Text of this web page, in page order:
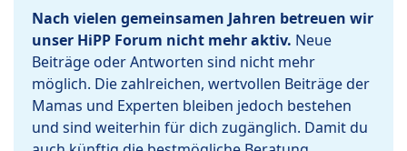
Nach vielen gemeinsamen Jahren betreuen wir
unser HiPP Forum nicht mehr aktiv. Neue
Beiträge oder Antworten sind nicht mehr
möglich. Die zahlreichen, wertvollen Beiträge der
Mamas und Experten bleiben jedoch bestehen
und sind weiterhin für dich zugänglich. Damit du